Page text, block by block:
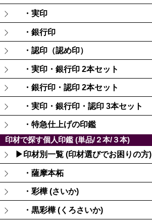
・実印
・銀行印
・認印（認め印）
・実印・銀行印 2本セット
・銀行印・認印 2本セット
・実印・銀行印・認印 3本セット
・特急仕上げの印鑑
印材で探す個人印鑑 (単品/２本/３本)
▶印材別一覧 (印材選びでお困りの方)
・薩摩本柘
・彩樺 (さいか)
・黒彩樺 (くろさいか)